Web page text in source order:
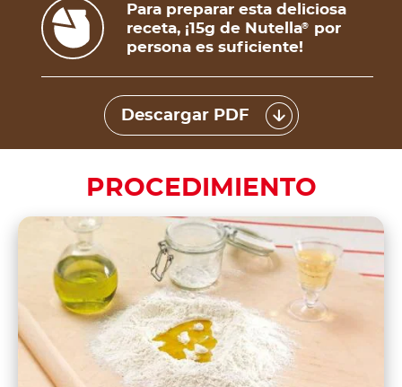
Para preparar esta deliciosa
receta, ¡15g de Nutella®
por
persona es suficiente!
Descargar PDF
PROCEDIMIENTO